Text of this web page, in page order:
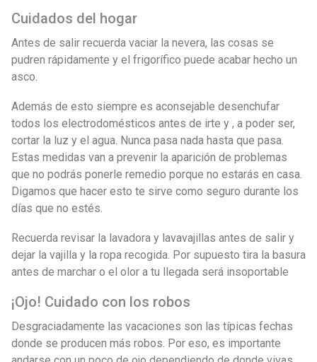
Cuidados del hogar
Antes de salir recuerda vaciar la nevera, las cosas se
pudren rápidamente y el frigorífico puede acabar hecho un
asco.
Además de esto siempre es aconsejable desenchufar
todos los electrodomésticos antes de irte y , a poder ser,
cortar la luz y el agua. Nunca pasa nada hasta que pasa.
Estas medidas van a prevenir la aparición de problemas
que no podrás ponerle remedio porque no estarás en casa.
Digamos que hacer esto te sirve como seguro durante los
días que no estés.
Recuerda revisar la lavadora y lavavajillas antes de salir y
dejar la vajilla y la ropa recogida. Por supuesto tira la basura
antes de marchar o el olor a tu llegada será insoportable
¡Ojo! Cuidado con los robos
Desgraciadamente las vacaciones son las típicas fechas
donde se producen más robos. Por eso, es importante